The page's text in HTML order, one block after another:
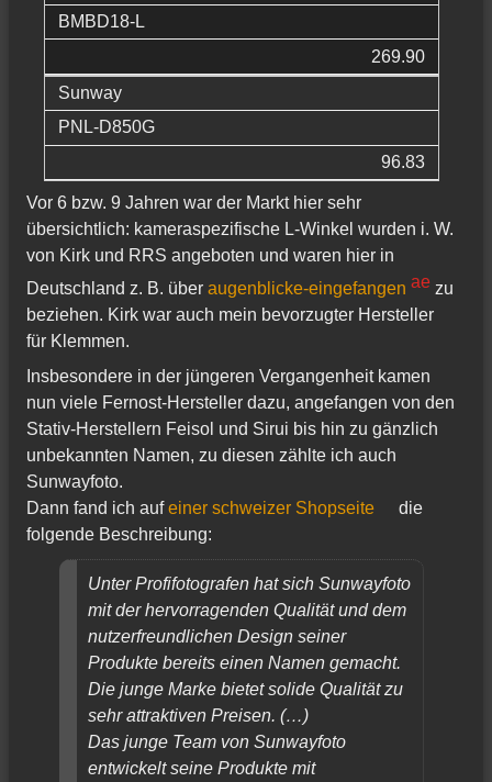
BMBD18-L
269.90
Sunway
PNL-D850G
96.83
Vor 6 bzw. 9 Jahren war der Markt hier sehr
übersichtlich: kameraspezifische L-Winkel wurden i. W.
von Kirk und RRS angeboten und waren hier in
Deutschland z. B. über augenblicke-eingefangen
zu
beziehen. Kirk war auch mein bevorzugter Hersteller
für Klemmen.
Insbesondere in der jüngeren Vergangenheit kamen
nun viele Fernost-Hersteller dazu, angefangen von den
Stativ-Herstellern Feisol und Sirui bis hin zu gänzlich
unbekannten Namen, zu diesen zählte ich auch
Sunwayfoto.
Dann fand ich aufeiner schweizer Shopseite
die
folgende Beschreibung:
Unter Profifotografen hat sich Sunwayfoto
mit der hervorragenden Qualität und dem
nutzerfreundlichen Design seiner
Produkte bereits einen Namen gemacht.
Die junge Marke bietet solide Qualität zu
sehr attraktiven Preisen. (…)
Das junge Team von Sunwayfoto
entwickelt seine Produkte mit